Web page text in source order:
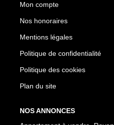
Mon compte
Nos honoraires
Mentions légales
Politique de confidentialité
Politique des cookies
Plan du site
NOS ANNONCES